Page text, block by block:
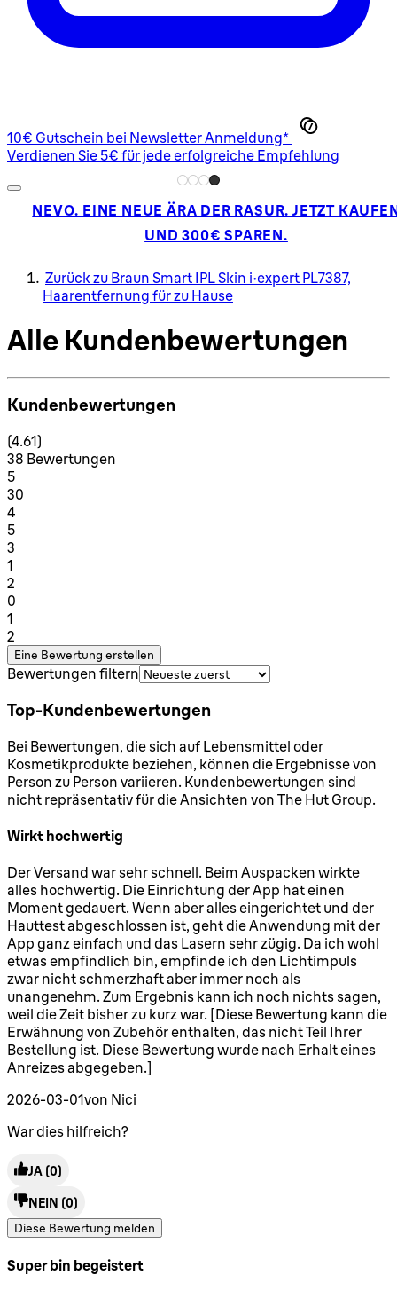
10€ Gutschein bei Newsletter Anmeldung*
Verdienen Sie 5€ für jede erfolgreiche Empfehlung
NEVO. EINE NEUE ÄRA DER RASUR. JETZT
UND 300€ SPAREN.
Zurück zu Braun Smart IPL Skin i·expert PL7387,
Haarentfernung für zu Hause
Alle Kundenbewertungen
Kundenbewertungen
4.61 Sterne von maximal 5
(4.61)
38 Bewertungen
51 Sterne von maximal 1
30
41 Sterne von maximal 1
5
3
1
2
0
1
2
Eine Bewertung erstellen
Bewertungen filtern
Top-Kundenbewertungen
Bei Bewertungen, die sich auf Lebensmittel oder
Kosmetikprodukte beziehen, können die Ergebnisse von
Person zu Person variieren. Kundenbewertungen sind
nicht repräsentativ für die Ansichten von The Hut Group.
Wirkt hochwertig
4 Sterne von maximal 5
Der Versand war sehr schnell. Beim Auspacken wirkte
alles hochwertig. Die Einrichtung der App hat einen
Moment gedauert. Wenn aber alles eingerichtet und der
Hauttest abgeschlossen ist, geht die Anwendung mit der
App ganz einfach und das Lasern sehr zügig. Da ich wohl
etwas empfindlich bin, empfinde ich den Lichtimpuls
zwar nicht schmerzhaft aber immer noch als
unangenehm. Zum Ergebnis kann ich noch nichts sagen,
weil die Zeit bisher zu kurz war. [Diese Bewertung kann die
Erwähnung von Zubehör enthalten, das nicht Teil Ihrer
Bestellung ist. Diese Bewertung wurde nach Erhalt eines
Anreizes abgegeben.]
2026-03-01von Nici
War dies hilfreich?
JA (0)
NEIN (0)
Diese Bewertung melden
Super bin begeistert